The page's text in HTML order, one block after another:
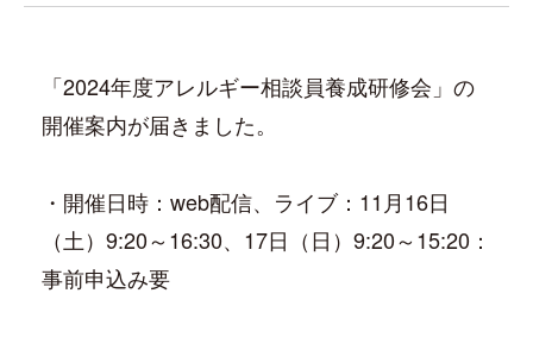
「2024年度アレルギー相談員養成研修会」の
開催案内が届きました。
・開催日時：web配信、ライブ：11月16日
（土）9:20～16:30、17日（日）9:20～15:20：
事前申込み要